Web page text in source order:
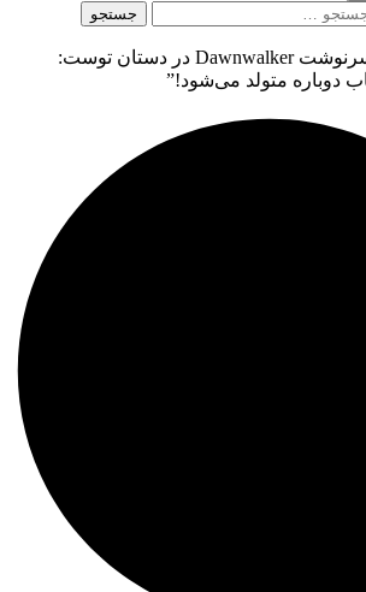
سرنوشت Dawnwalker در دستان توست:
دوباره متولد می‌شود!”